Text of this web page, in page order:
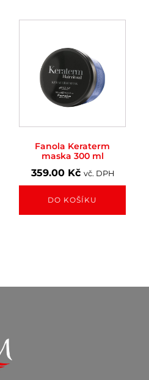
Fanola Keraterm
maska 300 ml
359.00 Kč vč. DPH
DO KOŠÍKU